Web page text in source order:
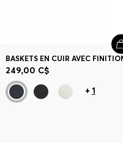
249,00 C$
+ 1